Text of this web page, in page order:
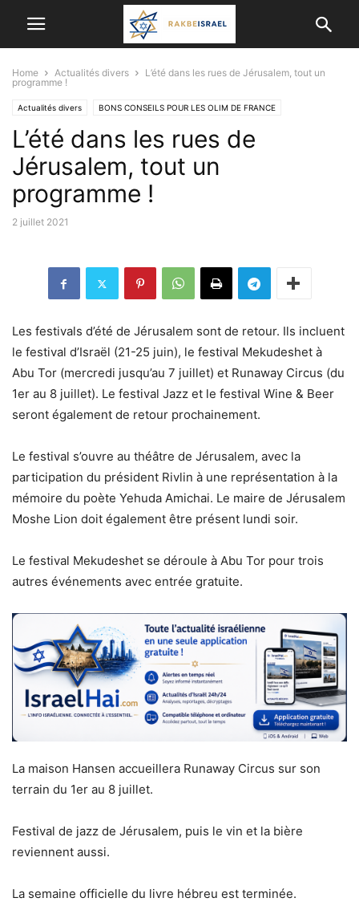
Home Actualités divers
L’été dans les rues de Jérusalem, tout un
programme !
Actualités divers BONS CONSEILS POUR LES OLIM DE FRANCE
DERNIERS ÉVÉNEMENTS A NE PAS MANQUER VIE EN ISRAËL
L’été dans les rues de
Jérusalem, tout un
programme !
2 juillet 2021
Les festivals d’été de Jérusalem sont de retour. Ils incluent
le festival d’Israël (21-25 juin), le festival Mekudeshet à
Abu Tor (mercredi jusqu’au 7 juillet) et Runaway Circus (du
1er au 8 juillet). Le festival Jazz et le festival Wine & Beer
seront également de retour prochainement.
Le festival s’ouvre au théâtre de Jérusalem, avec la
participation du président Rivlin à une représentation à la
mémoire du poète Yehuda Amichai. Le maire de Jérusalem
Moshe Lion doit également être présent lundi soir.
Le festival Mekudeshet se déroule à Abu Tor pour trois
autres événements avec entrée gratuite.
La maison Hansen accueillera Runaway Circus sur son
terrain du 1er au 8 juillet.
Festival de jazz de Jérusalem, puis le vin et la bière
reviennent aussi.
La semaine officielle du livre hébreu est terminée.